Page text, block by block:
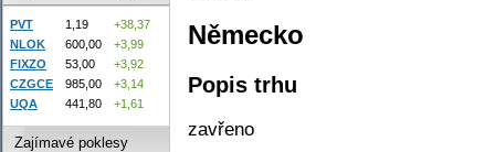
Německo
Popis trhu
zavřeno
PVT 1,19
+38,37
NLOK
600,00
+3,99
FIXZO
53,00
+3,92
CZGCE
985,00
+3,14
UQA
441,80 +1,61
Zajímavé poklesy